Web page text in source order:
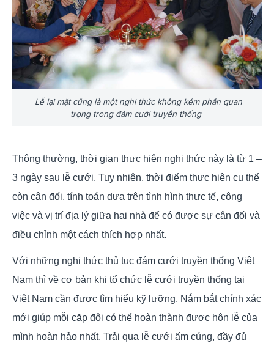
Lễ lại mặt cũng là một nghi thức không kém phần quan
trọng trong đám cưới truyền thống
Thông thường, thời gian thực hiện nghi thức này là từ 1 –
3 ngày sau lễ cưới. Tuy nhiên, thời điểm thực hiện cụ thể
còn cân đối, tính toán dựa trên tình hình thực tế, công
việc và vị trí địa lý giữa hai nhà để có được sự cân đối và
điều chỉnh một cách thích hợp nhất.
Với những nghi thức thủ tục đám cưới truyền thống Việt
Nam thì về cơ bản khi tổ chức lễ cưới truyền thống tại
Việt Nam cần được tìm hiểu kỹ lưỡng. Nắm bắt chính xác
mới giúp mỗi cặp đôi có thể hoàn thành được hôn lễ của
mình hoàn hảo nhất. Trải qua lễ cưới ấm cúng, đầy đủ